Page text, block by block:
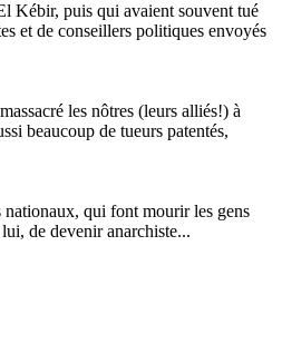
Kébir, puis qui avaient souvent tué
et de conseillers politiques envoyés
les nôtres (leurs alliés!) à
beaucoup de tueurs patentés,
nationaux, qui font mourir les gens
de devenir anarchiste...